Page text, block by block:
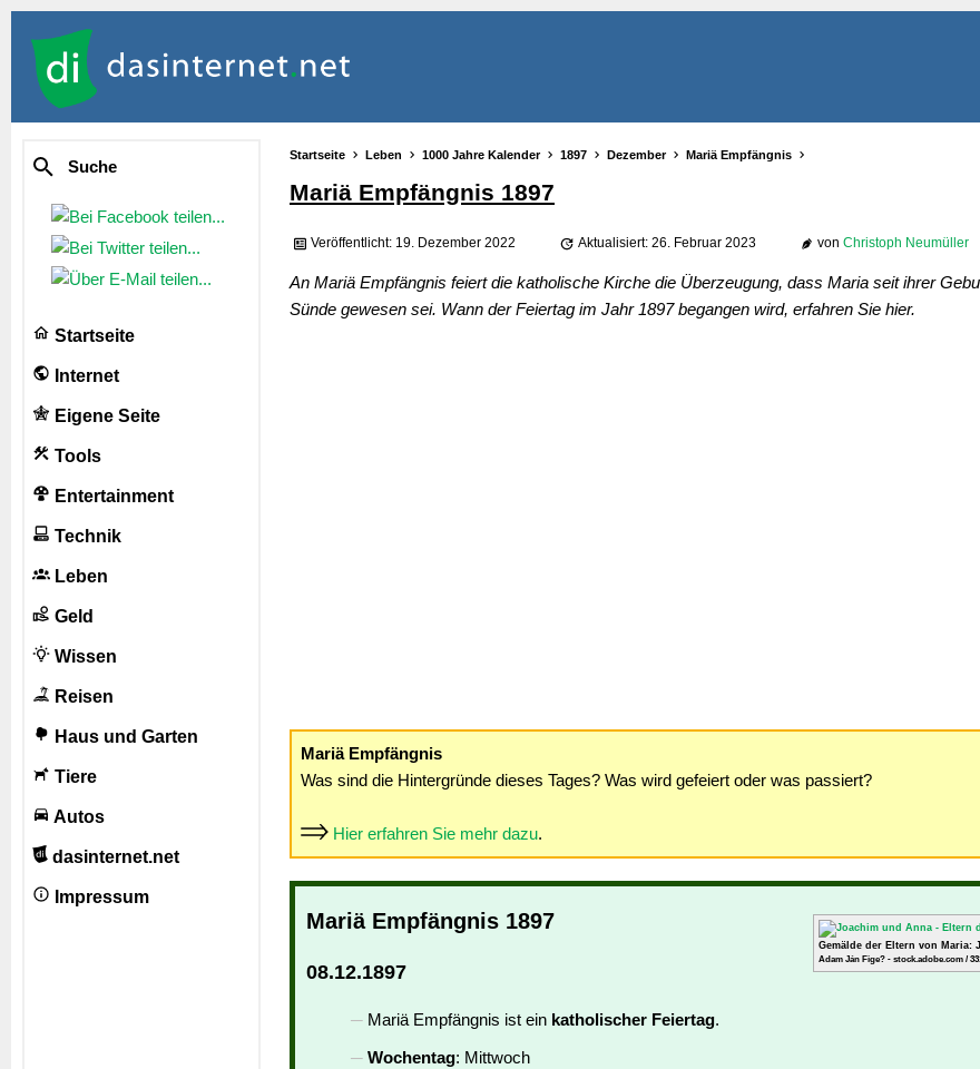
Suche
Startseite
Internet
Eigene Seite
Tools
Entertainment
Technik
Leben
Geld
Wissen
Reisen
Haus und Garten
Tiere
Autos
dasinternet.net
Impressum
Startseite Leben 1000 Jahre Kalender 1897 Dezember Mariä Empfängnis
Mariä Empfängnis 1897
Veröffentlicht: 19. Dezember 2022 Aktualisiert: 26. Februar 2023 von Christoph Neumüller
An Mariä Empfängnis feiert die katholische Kirche die Überzeugung, dass Maria seit ihrer
Sünde gewesen sei. Wann der Feiertag im Jahr 1897 begangen wird, erfahren Sie hier.
Mariä Empfängnis
Was sind die Hintergründe dieses Tages? Was wird gefeiert oder was passiert?
Hier erfahren Sie mehr dazu.
Gemälde der Eltern von Maria:
Adam Ján Fige? - stock.adobe.com /
Mariä Empfängnis 1897
08.12.1897
Mariä Empfängnis ist ein katholischer Feiertag.
Wochentag: Mittwoch